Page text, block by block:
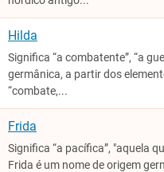
Hilda
Significa “a combatente”, “a
germânica, a partir dos
“combate,...
Frida
Significa “a pacífica”, "aquela
Frida é um nome de origem